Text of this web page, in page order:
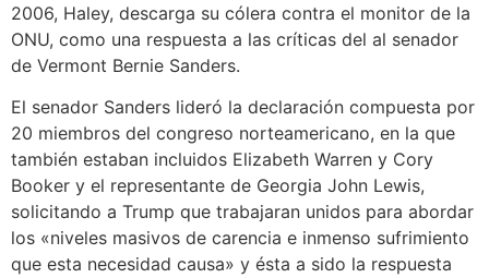
2006, Haley, descarga su cólera contra el monitor de la
ONU, como una respuesta a las críticas del al senador
de Vermont Bernie Sanders.
El senador Sanders lideró la declaración compuesta por
20 miembros del congreso norteamericano, en la que
también estaban incluidos Elizabeth Warren y Cory
Booker y el representante de Georgia John Lewis,
solicitando a Trump que trabajaran unidos para abordar
los «niveles masivos de carencia e inmenso sufrimiento
que esta necesidad causa» y ésta a sido la respuesta